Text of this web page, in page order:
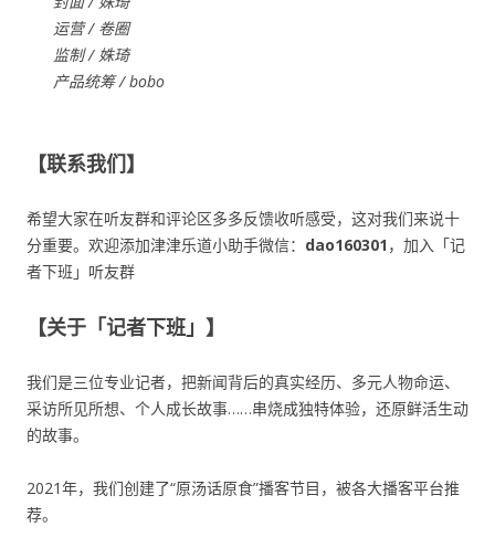
运营 / 卷圈
监制 / 姝琦
产品统筹 / bobo
【联系我们】
希望大家在听友群和评论区多多反馈收听感受，这对我们来说十
分重要。欢迎添加津津乐道小助手微信： dao160301，加入「记
者下班」听友群
【关于「记者下班」】
我们是三位专业记者，把新闻背后的真实经历、多元人物命运、
采访所见所想、个人成长故事……串烧成独特体验，还原鲜活生动
的故事。
2021年，我们创建了“原汤话原食”播客节目，被各大播客平台推
荐。